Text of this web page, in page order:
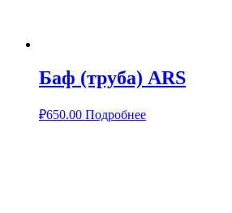
Баф (труба) ARS
₽650.00 Подробнее